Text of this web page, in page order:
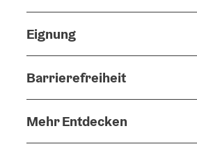
Eignung
Barrierefreiheit
Mehr Entdecken